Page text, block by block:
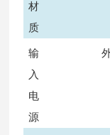
材
质
输
入
电
源